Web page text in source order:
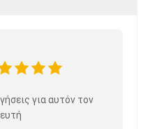
για αυτόν τον